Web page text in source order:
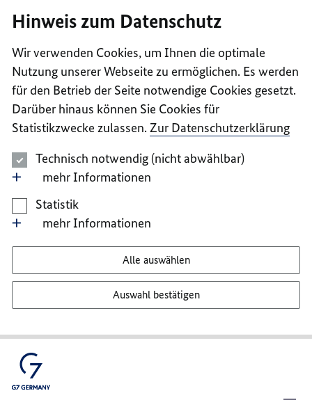
II
III
IV
V
Hinweis zum Datenschutz
Wir verwenden Cookies, um Ihnen die optimale
Nutzung unserer Webseite zu ermöglichen. Es werden
für den Betrieb der Seite notwendige Cookies gesetzt.
Darüber hinaus können Sie Cookies für
Statistikzwecke zulassen. Zur Datenschutzerklärung
Technisch notwendig (nicht abwählbar)
mehr Informationen
Statistik
mehr Informationen
Alle auswählen
Auswahl bestätigen